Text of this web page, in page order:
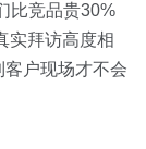
比竞品贵30%
实拜访高度相
户现场才不会